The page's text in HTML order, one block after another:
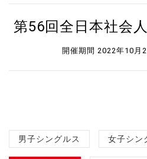
第56回全日本社会
開催期間 2022年10月
男子シングルス 女子シン